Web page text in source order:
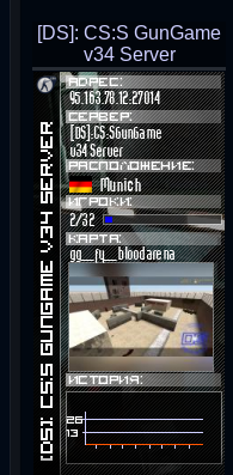
[DS]: CS:S GunGame
v34 Server